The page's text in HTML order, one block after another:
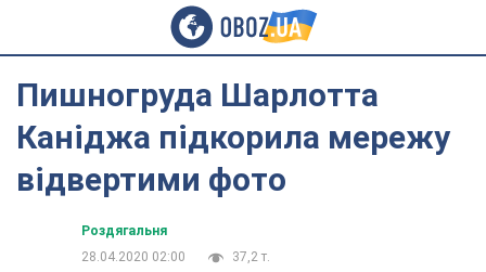
Пишногруда Шарлотта
Каніджа підкорила мережу
відвертими фото
Роздягальня
28.04.2020 02:00
37,2 т.